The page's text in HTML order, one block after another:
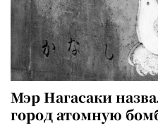
Мэр Нагасаки
город атомную